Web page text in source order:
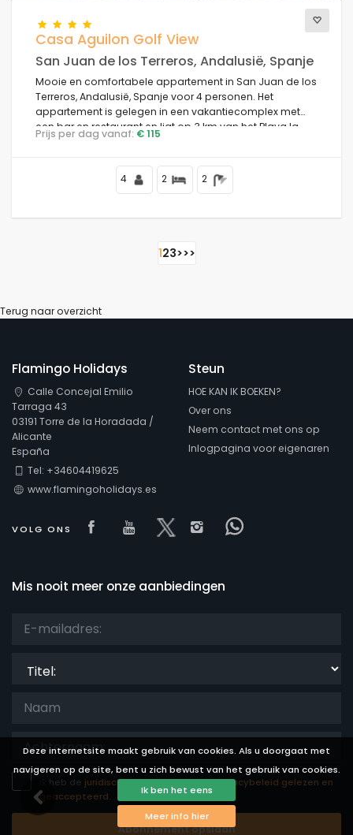
Deze internetsite maakt gebruik van cookies. Als u doorgaat met
navigeren op de site, bent u zich bewust van het gebruik van cookies.
Ik ben het eens
Meer info hier
Casa Aguilon Golf View
San Juan de los Terreros, Andalusië, Spanje
Mooie en comfortabele appartement in San Juan de los
Terreros, Andalusië, Spanje voor 4 personen. Het
appartement is gelegen in een vakantiecomplex met
een bar en restaurant en ligt op 3 km van het Playa la
Entrevista strand.
Prijs per dag vanaf: € 115
4 2 2
123>>>
Terug naar overzicht
Flamingo Holidays
Calle Concejal Emilio
Tarraga 43
03191 Torre de la Horadada /
Alicante
España
Tel: +34604419625
www.flamingoholidays.es
VOLG ONS Visit our Facebook page
Visit our youtube page
Visit our x page
Visit our isntagram
Visit our
Steun
HOE KAN IK BOEKEN?
Over ons
Neem contact met ons op
Inlogpagina voor eigenaren
Mis nooit meer onze aanbiedingen
Ik heb de juridische disclaimeren hetprivacybeleid gelezen en
geaccepteerd.
Abonnement opslaan